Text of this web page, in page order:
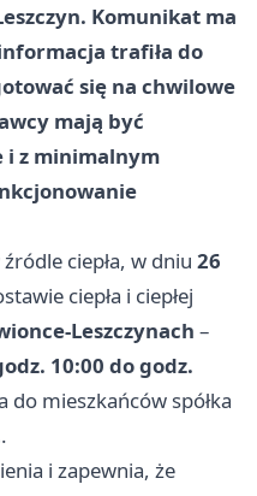
Komunikat ma
trafiła do
się na chwilowe
mają być
i z minimalnym
ciepła, w dniu 26
ciepła i ciepłej
Leszczynach –
10:00 do godz.
do mieszkańców spółka
.
i zapewnia, że